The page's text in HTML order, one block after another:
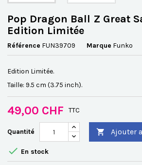
Pop Dragon Ball Z Great
Edition Limitée
Référence FUN39709 Marque Funko
Edition Limitée.
Taille: 9.5 cm (3.75 inch).
49,00 CHF TTC
Quantité  Ajouter
 En stock